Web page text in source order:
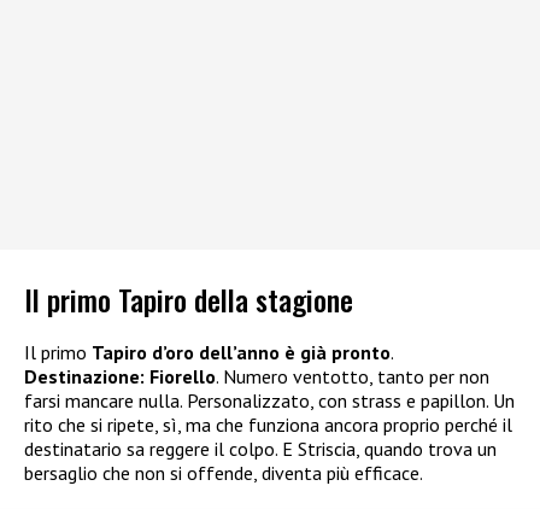
Il primo Tapiro della stagione
Il primo Tapiro d’oro dell’anno è già pronto.
Destinazione: Fiorello. Numero ventotto, tanto per non
farsi mancare nulla. Personalizzato, con strass e papillon. Un
rito che si ripete, sì, ma che funziona ancora proprio perché il
destinatario sa reggere il colpo. E Striscia, quando trova un
bersaglio che non si offende, diventa più efficace.